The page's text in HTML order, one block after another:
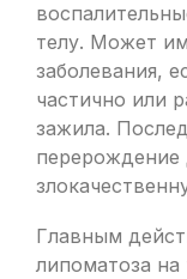
телу. Может
заболевания,
частично или
зажила.
перерождение
Главным
липоматоза